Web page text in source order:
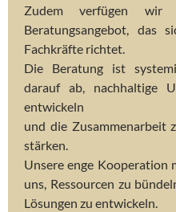
Zudem verfügen wir
Beratungsangebot, das
Fachkräfte richtet.
Die Beratung ist
darauf ab, nachhaltige
entwickeln
und die Zusammenarbeit
stärken.
Unsere enge Kooperation
uns, Ressourcen zu
Lösungen zu entwickeln.